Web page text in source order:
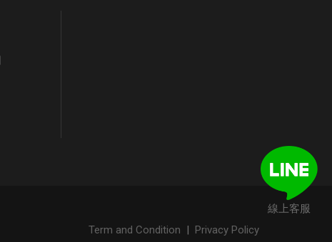
Term and Condition | Privacy Policy
線上客服